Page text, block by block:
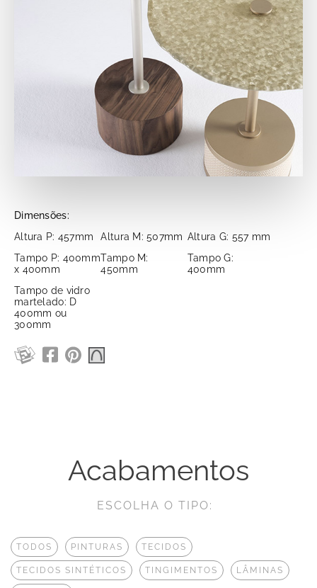
Dimensões:
Altura P: 457mm
Altura M: 507mm Altura G: 557 mm
Tampo P: 400mm
x 400mm
Tampo M:
450mm
Tampo G:
400mm
Tampo de vidro
martelado: D
400mm ou
300mm
Acabamentos
ESCOLHA O TIPO:
TODOS PINTURAS TECIDOS
TECIDOS SINTÉTICOS TINGIMENTOS LÂMINAS